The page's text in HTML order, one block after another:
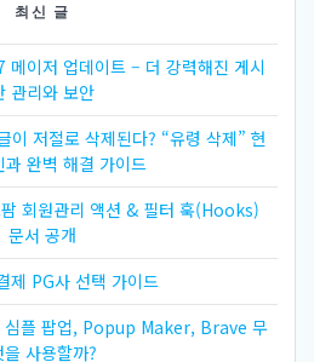
최신 글
이저 업데이트 – 더 강력해진 게시
관리와 보안
저절로 삭제된다? “유령 삭제” 현
과 완벽 해결 가이드
회원관리 액션 & 필터 훅(Hooks)
문서 공개
제 PG사 선택 가이드
심플 팝업, Popup Maker, Brave 무
을 사용할까?